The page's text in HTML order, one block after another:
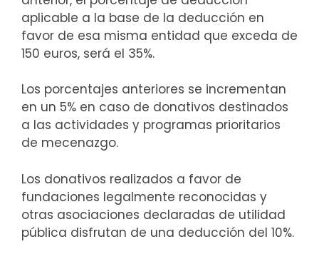
aplicable a la base de la deducción en
favor de esa misma entidad que exceda de
150 euros, será el 35%.
Los porcentajes anteriores se incrementan
en un 5% en caso de donativos destinados
a las actividades y programas prioritarios
de mecenazgo.
Los donativos realizados a favor de
fundaciones legalmente reconocidas y
otras asociaciones declaradas de utilidad
pública disfrutan de una deducción del 10%.